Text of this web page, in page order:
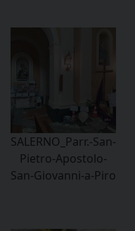
SALERNO_Parr.-San-
Pietro-Apostolo-
San-Giovanni-a-Piro